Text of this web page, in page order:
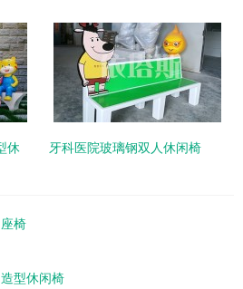
休
牙科医院玻璃钢双人休闲椅
椅
型休闲椅